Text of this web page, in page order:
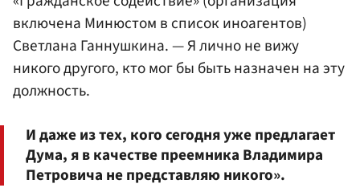
включена Минюстом в список иноагентов)
Светлана Ганнушкина. — Я лично не вижу
никого другого, кто мог бы быть назначен на эту
должность.
И даже из тех, кого сегодня уже предлагает
Дума, я в качестве преемника Владимира
Петровича не представляю никого».